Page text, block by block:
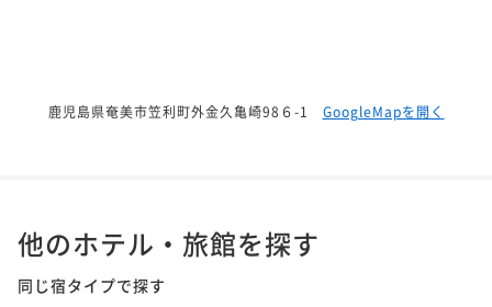
鹿児島県奄美市笠利町外金久亀崎98６-1 GoogleMapを開く
他のホテル・旅館を探す
同じ宿タイプで探す